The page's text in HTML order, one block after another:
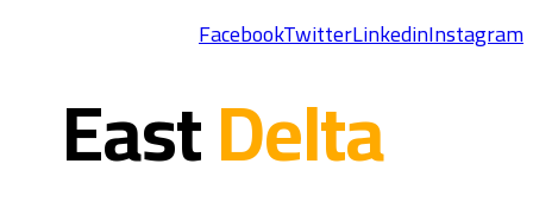
FacebookTwitterLinkedinInstagram
Delta